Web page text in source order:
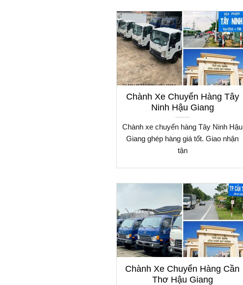
Chành Xe Chuyển Hàng Tây
Ninh Hậu Giang
Chành xe chuyển hàng Tây Ninh Hậu
Giang ghép hàng giá tốt. Giao nhận
tận
Chành Xe Chuyển Hàng Cần
Thơ Hậu Giang